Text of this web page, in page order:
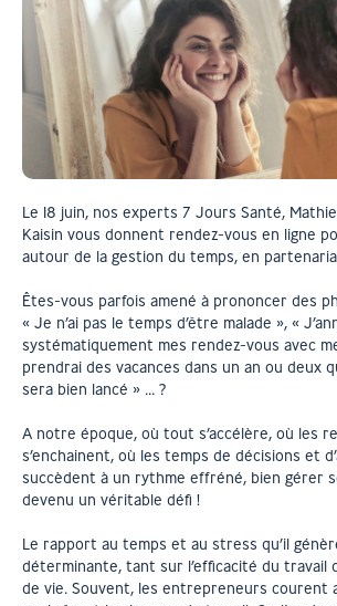
Le 18 juin, nos experts 7 Jours Santé,
Kaisin vous donnent rendez-vous en ligne
autour de la gestion du temps, en
Êtes-vous parfois amené à prononcer des
« Je n’ai pas le temps d’être malade », «
systématiquement mes rendez-vous avec
prendrai des vacances dans un an ou deux
sera bien lancé » … ?
A notre époque, où tout s’accélère, où les
s’enchainent, où les temps de décisions et
succèdent à un rythme effréné, bien gérer
devenu un véritable défi !
Le rapport au temps et au stress qu’il
déterminante, tant sur l’efficacité du travail
de vie. Souvent, les entrepreneurs courent